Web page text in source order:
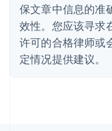
保文章中信息的准
效性。您应该寻求
许可的合格律师或
定情况提供建议。
DeutschEnglish
法国
FrançaisEnglish
芬兰
EnglishSvenska